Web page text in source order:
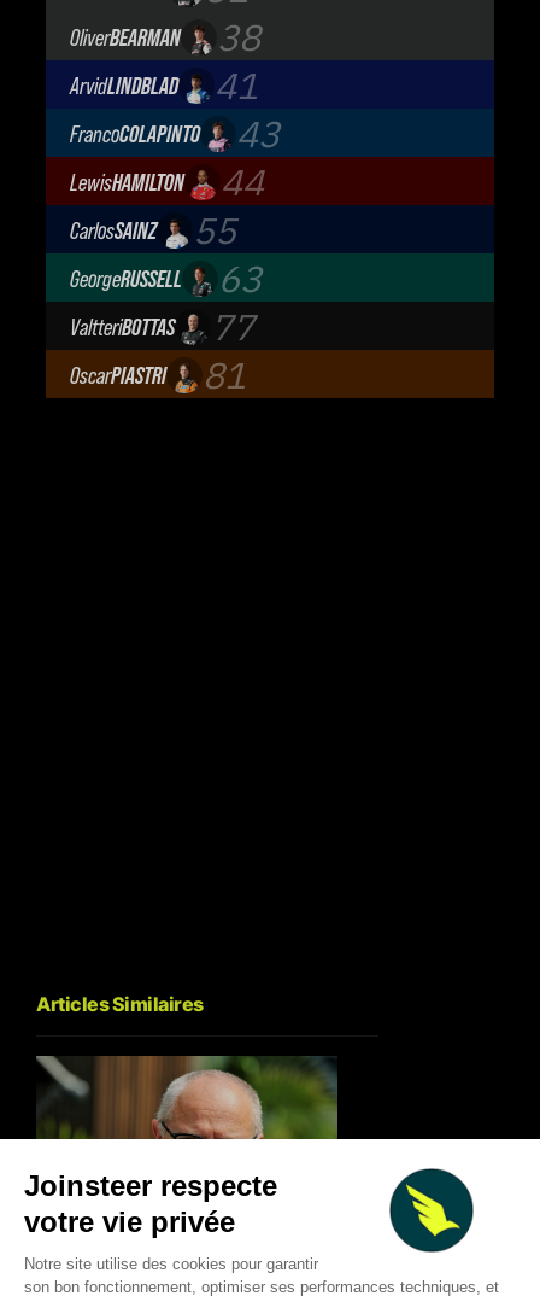
TGR Haas F1 Team
OliverBEARMAN 38
TGR Haas F1 Team
ArvidLINDBLAD 41
Visa Cash App Racing Bulls
FrancoCOLAPINTO 43
BWT Alpine Formula One Team
LewisHAMILTON 44
Scuderia Ferrari
CarlosSAINZ 55
Atlassian Williams F1 Team
GeorgeRUSSELL 63
Mercedes-AMG Petronas F1 Team
ValtteriBOTTAS 77
Cadillac Formula 1 Team
OscarPIASTRI 81
Articles Similaires